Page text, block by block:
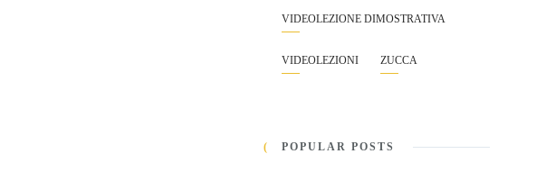
VIDEOLEZIONE DIMOSTRATIVA
VIDEOLEZIONI ZUCCA
POPULAR POSTS